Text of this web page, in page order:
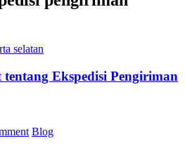
Ekspedisi Pengiriman
Blog